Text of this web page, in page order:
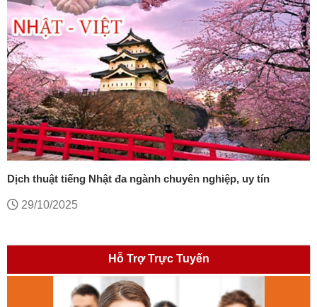
Dịch thuật tiếng Nhật đa ngành chuyên nghiệp, uy tín
29/10/2025
Hỗ Trợ Trực Tuyến